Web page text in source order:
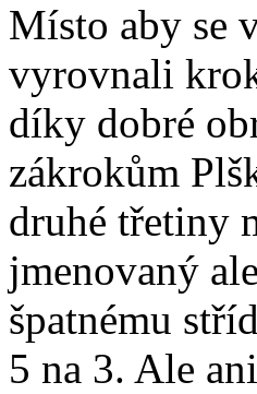
Místo aby se
vyrovnali
díky dobré
zákrokům
druhé třetiny
jmenovaný
špatnému
5 na 3. Ale